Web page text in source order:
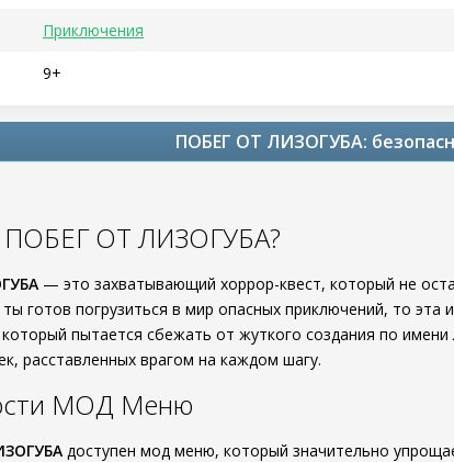
Приключения
9+
ПОБЕГ ОТ ЛИЗОГУБА:
ПОБЕГ ОТ ЛИЗОГУБА?
— это захватывающий хоррор-квест, который не
готов погрузиться в мир опасных приключений, то
который пытается сбежать от жуткого создания по имени
расставленных врагом на каждом шагу.
МОД Меню
доступен мод меню, который значительно